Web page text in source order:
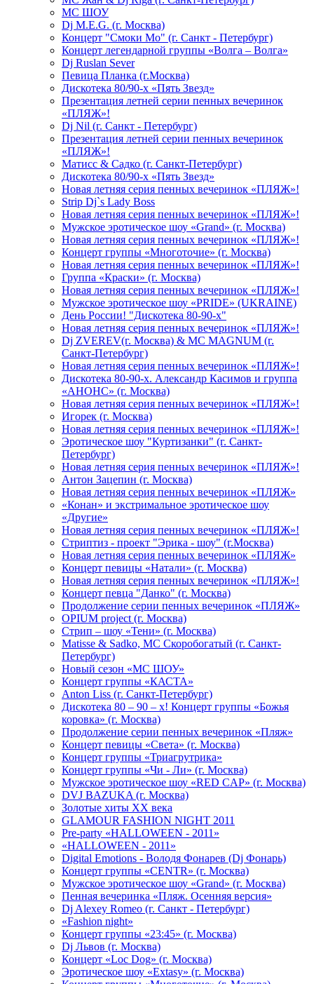
МС ШОУ
Dj M.E.G. (г. Москва)
Концерт "Смоки Мо" (г. Санкт - Петербург)
Концерт легендарной группы «Волга – Волга»
Dj Ruslan Sever
Певица Планка (г.Москва)
Дискотека 80/90-х «Пять Звезд»
Презентация летней серии пенных вечеринок
«ПЛЯЖ»!
Dj Nil (г. Санкт - Петербург)
Презентация летней серии пенных вечеринок
«ПЛЯЖ»!
Матисс & Садко (г. Санкт-Петербург)
Дискотека 80/90-х «Пять Звезд»
Новая летняя серия пенных вечеринок «ПЛЯЖ»!
Strip Dj`s Lady Boss
Новая летняя серия пенных вечеринок «ПЛЯЖ»!
Мужское эротическое шоу «Grand» (г. Москва)
Новая летняя серия пенных вечеринок «ПЛЯЖ»!
Концерт группы «Многоточие» (г. Москва)
Новая летняя серия пенных вечеринок «ПЛЯЖ»!
Группа «Краски» (г. Москва)
Новая летняя серия пенных вечеринок «ПЛЯЖ»!
Мужское эротическое шоу «PRIDE» (UKRAINE)
День России! "Дискотека 80-90-х"
Новая летняя серия пенных вечеринок «ПЛЯЖ»!
Dj ZVEREV(г. Москва) & MC MAGNUM (г.
Санкт-Петербург)
Новая летняя серия пенных вечеринок «ПЛЯЖ»!
Дискотека 80-90-х. Александр Касимов и группа
«АНОНС» (г. Москва)
Новая летняя серия пенных вечеринок «ПЛЯЖ»!
Игорек (г. Москва)
Новая летняя серия пенных вечеринок «ПЛЯЖ»!
Эротическое шоу "Куртизанки" (г. Санкт-
Петербург)
Новая летняя серия пенных вечеринок «ПЛЯЖ»!
Антон Зацепин (г. Москва)
Новая летняя серия пенных вечеринок «ПЛЯЖ»
«Конан» и экстримальное эротическое шоу
«Другие»
Новая летняя серия пенных вечеринок «ПЛЯЖ»!
Стриптиз - проект "Эрика - шоу" (г.Москва)
Новая летняя серия пенных вечеринок «ПЛЯЖ»
Концерт певицы «Натали» (г. Москва)
Новая летняя серия пенных вечеринок «ПЛЯЖ»!
Концерт певца "Данко" (г. Москва)
Продолжение серии пенных вечеринок «ПЛЯЖ»
OPIUM project (г. Москва)
Стрип – шоу «Тени» (г. Москва)
Matissе & Sadko, MC Скоробогатый (г. Санкт-
Петербург)
Новый сезон «МС ШОУ»
Концерт группы «КАСТА»
Anton Liss (г. Санкт-Петербург)
Дискотека 80 – 90 – х! Концерт группы «Божья
коровка» (г. Москва)
Продолжение серии пенных вечеринок «Пляж»
Концерт певицы «Света» (г. Москва)
Концерт группы «Триагрутрика»
Концерт группы «Чи - Ли» (г. Москва)
Мужское эротическое шоу «RED CAP» (г. Москва)
DVJ BAZUKA (г. Москва)
Золотые хиты XX века
GLAMOUR FASHION NIGHT 2011
Pre-party «HALLOWEEN - 2011»
«HALLOWEEN - 2011»
Digital Emotions - Володя Фонарев (Dj Фонарь)
Концерт группы «CENTR» (г. Москва)
Мужское эротическое шоу «Grand» (г. Москва)
Пенная вечеринка «Пляж. Осенняя версия»
Dj Alexey Romeo (г. Санкт - Петербург)
«Fashion night»
Концерт группы «23:45» (г. Москва)
Dj Львов (г. Москва)
Концерт «Loc Dog» (г. Москва)
Эротическое шоу «Extasy» (г. Москва)